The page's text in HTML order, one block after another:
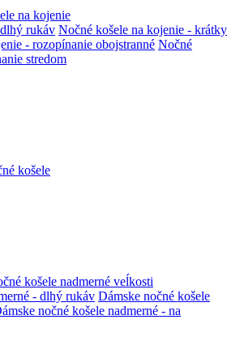
na kojenie
rukáv Nočné košele na kojenie - krátky
- rozopínanie obojstranné Nočné
stredom
košele
košele nadmerné veĺkosti
- dlhý rukáv Dámske nočné košele
nočné košele nadmerné - na